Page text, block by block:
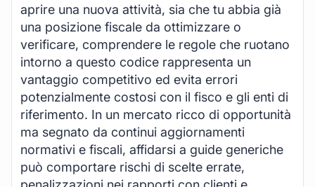
aprire una nuova attività, sia che tu abbia già
una posizione fiscale da ottimizzare o
verificare, comprendere le regole che ruotano
intorno a questo codice rappresenta un
vantaggio competitivo ed evita errori
potenzialmente costosi con il fisco e gli enti di
riferimento. In un mercato ricco di opportunità
ma segnato da continui aggiornamenti
normativi e fiscali, affidarsi a guide generiche
può comportare rischi di scelte errate,